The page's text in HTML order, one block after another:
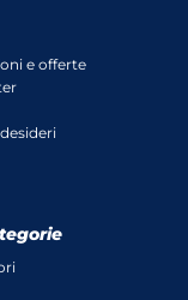
e offerte